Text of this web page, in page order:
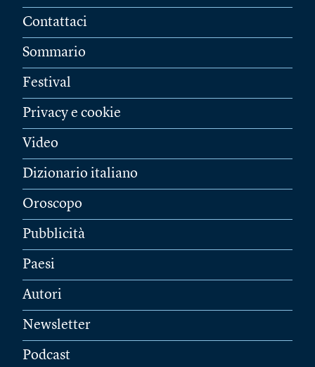
Contattaci
Sommario
Festival
Privacy e cookie
Video
Dizionario italiano
Oroscopo
Pubblicità
Paesi
Autori
Newsletter
Podcast